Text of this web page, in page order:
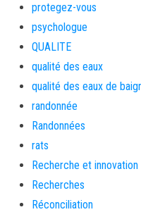
protegez-vous
psychologue
QUALITE
qualité des eaux
qualité des eaux de
randonnée
Randonnées
rats
Recherche et innovation
Recherches
Réconciliation